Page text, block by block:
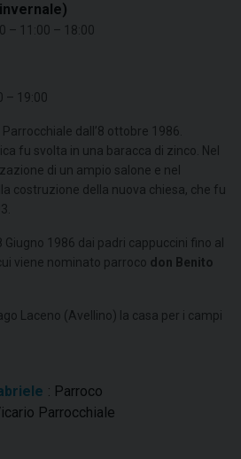
– 11:00 – 18:00
– 19:00
Parrocchiale dall’8 ottobre 1986.
fu svolta in una baracca di zinco. Nel
di un ampio salone e nel
costruzione della nuova chiesa, che fu
1986 dai padri cappuccini fino al
viene nominato parroco don Benito
Laceno (Avellino) la casa per i campi
: Parroco
Parrocchiale